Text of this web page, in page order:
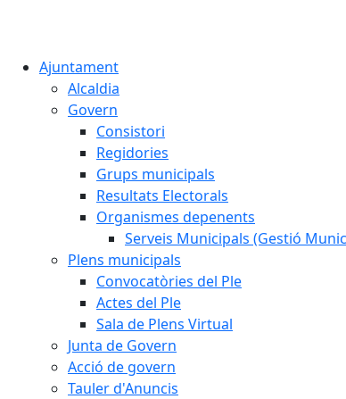
Ajuntament
Alcaldia
Govern
Consistori
Regidories
Grups municipals
Resultats Electorals
Organismes depenents
Serveis Municipals (Gestió
Plens municipals
Convocatòries del Ple
Actes del Ple
Sala de Plens Virtual
Junta de Govern
Acció de govern
Tauler d'Anuncis